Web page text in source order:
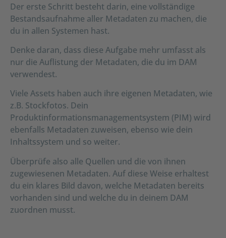
Der erste Schritt besteht darin, eine vollständige
Bestandsaufnahme aller Metadaten zu machen, die
du in allen Systemen hast.
Denke daran, dass diese Aufgabe mehr umfasst als
nur die Auflistung der Metadaten, die du im DAM
verwendest.
Viele Assets haben auch ihre eigenen Metadaten, wie
z.B. Stockfotos. Dein
Produktinformationsmanagementsystem (PIM) wird
ebenfalls Metadaten zuweisen, ebenso wie dein
Inhaltssystem und so weiter.
Überprüfe also alle Quellen und die von ihnen
zugewiesenen Metadaten. Auf diese Weise erhaltest
du ein klares Bild davon, welche Metadaten bereits
vorhanden sind und welche du in deinem DAM
zuordnen musst.